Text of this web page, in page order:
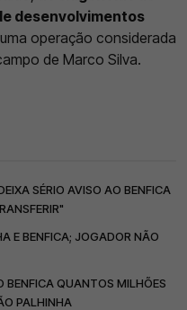
desenvolvimentos
operação considerada
de Marco Silva.
SÉRIO AVISO AO BENFICA
E BENFICA; JOGADOR NÃO
BENFICA QUANTOS MILHÕES
PALHINHA